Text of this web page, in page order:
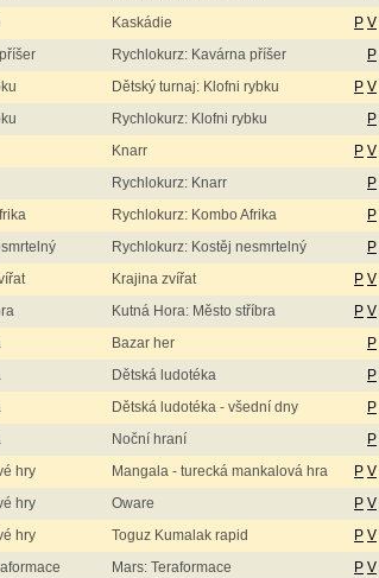
Kaskádie P V
Rychlokurz: Kavárna příšer P
Dětský turnaj: Klofni rybku P V
Rychlokurz: Klofni rybku P
Knarr P V
Rychlokurz: Knarr P
Rychlokurz: Kombo Afrika P
Rychlokurz: Kostěj nesmrtelný P
Krajina zvířat P V
Kutná Hora: Město stříbra P V
Bazar her P
Dětská ludotéka P
Dětská ludotéka - všední dny P
Noční hraní P
hry Mangala - turecká mankalová hra P V
hry Oware P V
hry Toguz Kumalak rapid P V
Mars: Teraformace P V